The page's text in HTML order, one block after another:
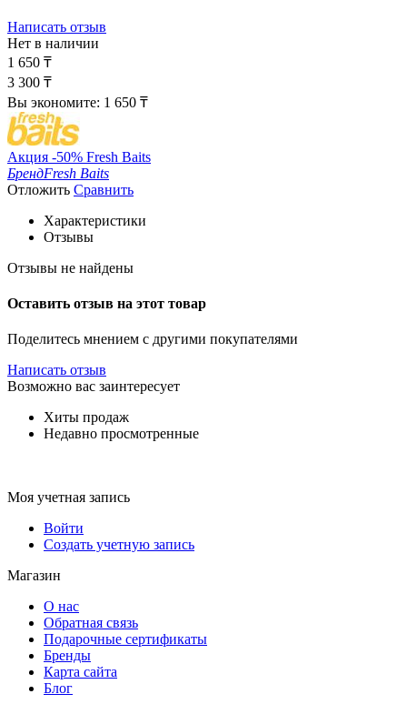
Написать отзыв
Нет в наличии
1 650 ₸
3 300 ₸
Вы экономите: 1 650 ₸
Акция -50% Fresh Baits
БрендFresh Baits
Отложить Сравнить
Характеристики
Отзывы
Отзывы не найдены
Оставить отзыв на этот товар
Поделитесь мнением с другими покупателями
Написать отзыв
Возможно вас заинтересует
Хиты продаж
Недавно просмотренные
Моя учетная запись
Войти
Создать учетную запись
Магазин
О нас
Обратная связь
Подарочные сертификаты
Бренды
Карта сайта
Блог